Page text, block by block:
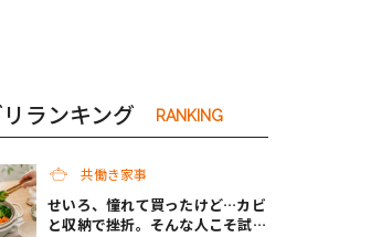
ランキング RANKING
共働き家事
せいろ、憧れて買ったけど…カビ
と収納で挫折。そんな人こそ試し